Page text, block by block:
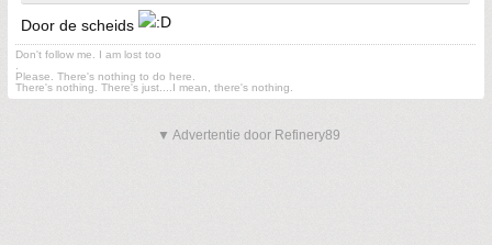
Door de scheids
Don't follow me. I am lost too
Please. There's nothing to do here.
There's nothing. There's just....I mean, there's nothing.
▼ Advertentie door Refinery89